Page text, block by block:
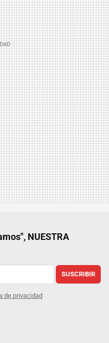
NUESTRA
SUSCRIBIR
de privacidad